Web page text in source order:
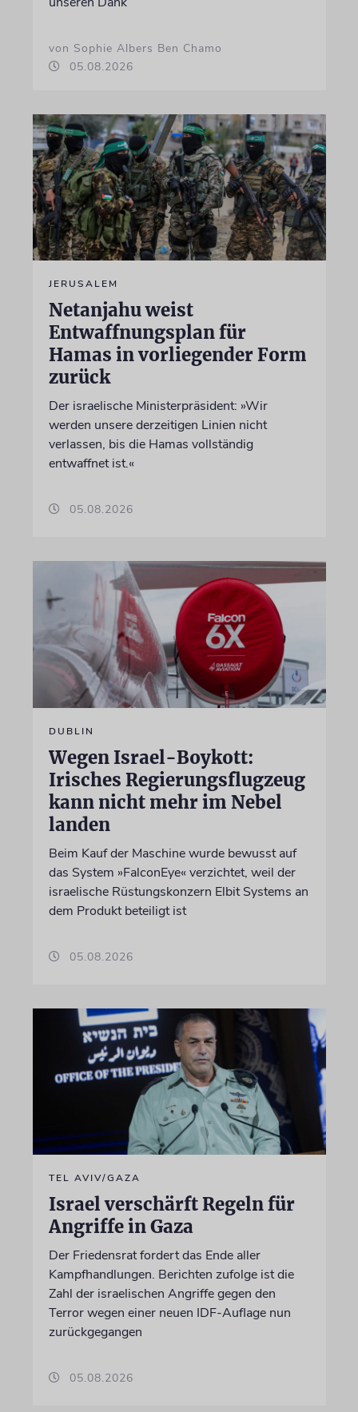
von Sophie Albers Ben Chamo
05.08.2026
JERUSALEM
Netanjahu weist
Entwaffnungsplan für
Hamas in vorliegender Form
zurück
Der israelische Ministerpräsident: »Wir
werden unsere derzeitigen Linien nicht
verlassen, bis die Hamas vollständig
entwaffnet ist.«
05.08.2026
DUBLIN
Wegen Israel-Boykott:
Irisches Regierungsflugzeug
kann nicht mehr im Nebel
landen
Beim Kauf der Maschine wurde bewusst auf
das System »FalconEye« verzichtet, weil der
israelische Rüstungskonzern Elbit Systems an
dem Produkt beteiligt ist
05.08.2026
TEL AVIV/GAZA
Israel verschärft Regeln für
Angriffe in Gaza
Der Friedensrat fordert das Ende aller
Kampfhandlungen. Berichten zufolge ist die
Zahl der israelischen Angriffe gegen den
Terror wegen einer neuen IDF-Auflage nun
zurückgegangen
05.08.2026